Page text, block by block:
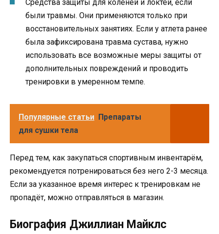
Средства защиты для коленей и локтей, если
были травмы. Они применяются только при
восстановительных занятиях. Если у атлета ранее
была зафиксирована травма сустава, нужно
использовать все возможные меры защиты от
дополнительных повреждений и проводить
тренировки в умеренном темпе.
Популярные статьи Препараты
для сушки тела
Перед тем, как закупаться спортивным инвентарём,
рекомендуется потренироваться без него 2-3 месяца.
Если за указанное время интерес к тренировкам не
пропадёт, можно отправляться в магазин.
Биография Джиллиан Майклс